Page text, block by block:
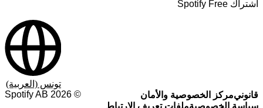
اشتراك Spotify Free
قانونيمركز الخصوصية والأمان
سياسة الخصوصيةملفات تعريف الارتباط
©
2026
تونس (العربية)